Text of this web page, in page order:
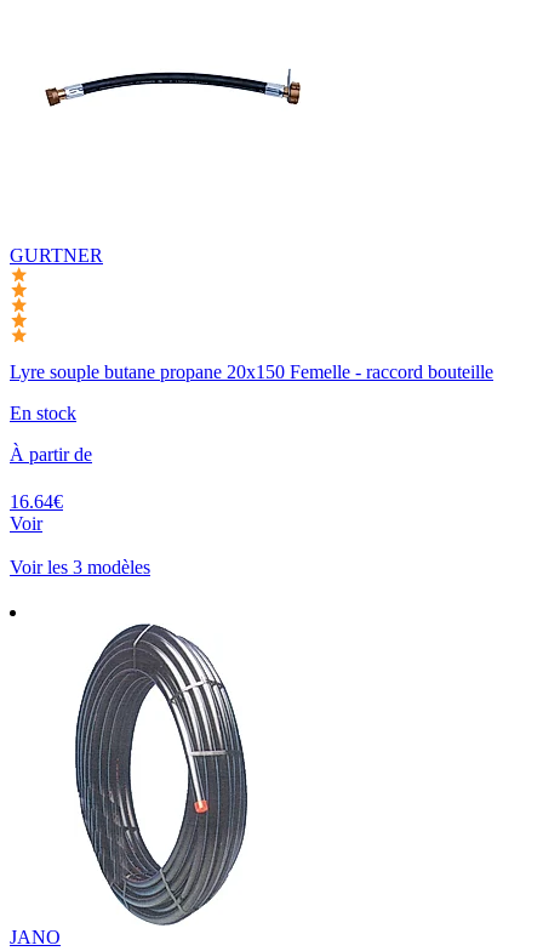
GURTNER
Lyre souple butane propane 20x150 Femelle - raccord bouteille
En stock
À partir de
16.64€
Voir
Voir les 3 modèles
JANO